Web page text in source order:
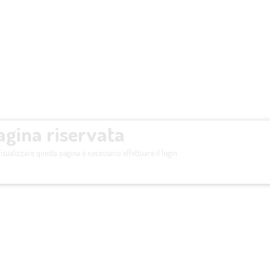
riservata
questa pagina è necessario effettuare il login